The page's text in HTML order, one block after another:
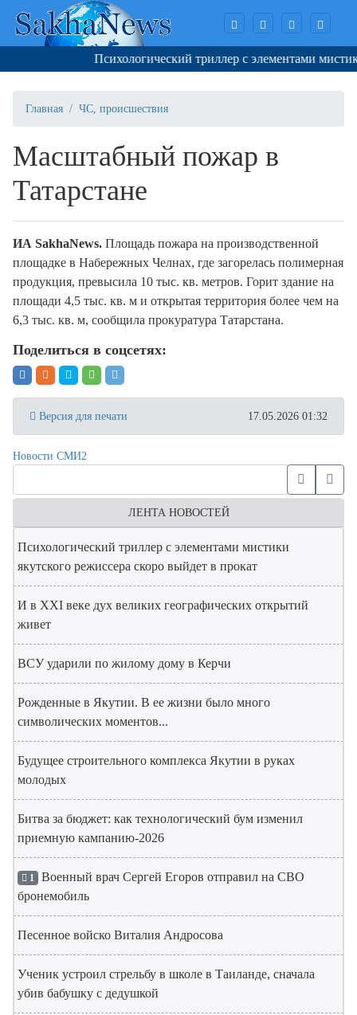
Психологический триллер с элементами
Главная ЧС, происшествия
Масштабный пожар в
Татарстане
ИА SakhaNews. Площадь пожара на производственной
площадке в Набережных Челнах, где загорелась полимерная
продукция, превысила 10 тыс. кв. метров. Горит здание на
площади 4,5 тыс. кв. м и открытая территория более чем на
6,3 тыс. кв. м, сообщила прокуратура Татарстана.
Поделиться в соцсетях:
Версия для печати 17.05.2026 01:32
Новости СМИ2
ЛЕНТА НОВОСТЕЙ
Психологический триллер с элементами мистики
якутского режиссера скоро выйдет в прокат
И в XXI веке дух великих географических открытий
живет
ВСУ ударили по жилому дому в Керчи
Рожденные в Якутии. В ее жизни было много
символических моментов...
Будущее строительного комплекса Якутии в руках
молодых
Битва за бюджет: как технологический бум изменил
приемную кампанию-2026
1 Военный врач Сергей Егоров отправил на СВО
бронемобиль
Песенное войско Виталия Андросова
Ученик устроил стрельбу в школе в Таиланде, сначала
убив бабушку с дедушкой